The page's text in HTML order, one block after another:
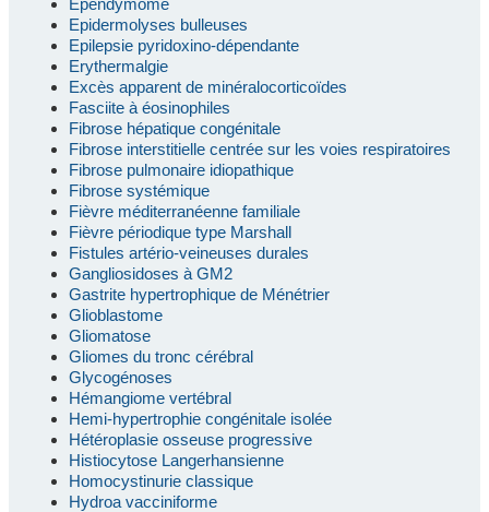
Ependymome
Epidermolyses bulleuses
Epilepsie pyridoxino-dépendante
Erythermalgie
Excès apparent de minéralocorticoïdes
Fasciite à éosinophiles
Fibrose hépatique congénitale
Fibrose interstitielle centrée sur les voies respiratoires
Fibrose pulmonaire idiopathique
Fibrose systémique
Fièvre méditerranéenne familiale
Fièvre périodique type Marshall
Fistules artério-veineuses durales
Gangliosidoses à GM2
Gastrite hypertrophique de Ménétrier
Glioblastome
Gliomatose
Gliomes du tronc cérébral
Glycogénoses
Hémangiome vertébral
Hemi-hypertrophie congénitale isolée
Hétéroplasie osseuse progressive
Histiocytose Langerhansienne
Homocystinurie classique
Hydroa vacciniforme